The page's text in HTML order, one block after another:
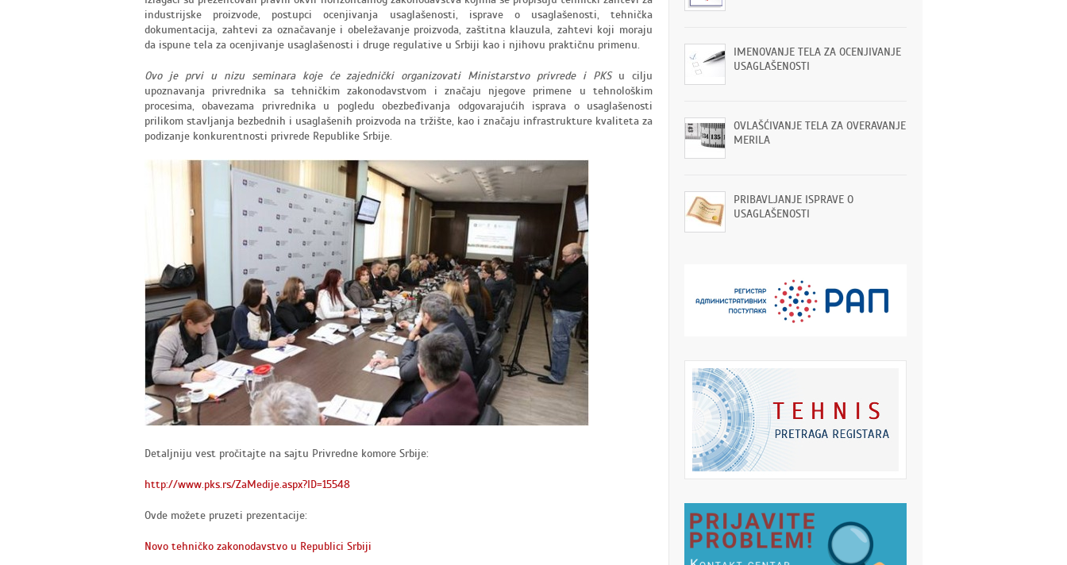
industrijske proizvode, postupci ocenjivanja usaglašenosti, isprave o usaglašenosti, tehnička
dokumentacija, zahtevi za označavanje i obeležavanje proizvoda, zaštitna klauzula, zahtevi koji moraju
da ispune tela za ocenjivanje usaglašenosti i druge regulative u Srbiji kao i njihovu praktičnu primenu.
Ovo je prvi u nizu seminara koje će zajednički organizovati Ministarstvo privrede i PKS u cilju
upoznavanja privrednika sa tehničkim zakonodavstvom i značaju njegove primene u tehnološkim
procesima, obavezama privrednika u pogledu obezbeđivanja odgovarajućih isprava o usaglašenosti
prilikom stavljanja bezbednih i usaglašenih proizvoda na tržište, kao i značaju infrastrukture kvaliteta za
podizanje konkurentnosti privrede Republike Srbije.
Detaljniju vest pročitajte na sajtu Privredne komore Srbije:
http://www.pks.rs/ZaMedije.aspx?ID=15548
Ovde možete pruzeti prezentacije:
Novo tehničko zakonodavstvo u Republici Srbiji
IMENOVANJE TELA ZA OCENJIVANJE
USAGLAŠENOSTI
OVLAŠĆIVANJE TELA ZA OVERAVANJE
MERILA
PRIBAVLJANJE ISPRAVE O
USAGLAŠENOSTI